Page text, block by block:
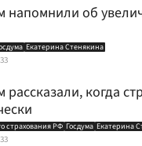
напомнили об
Екатерина Стенякина
рассказали, когда
страхования РФ Госдума Екатерина